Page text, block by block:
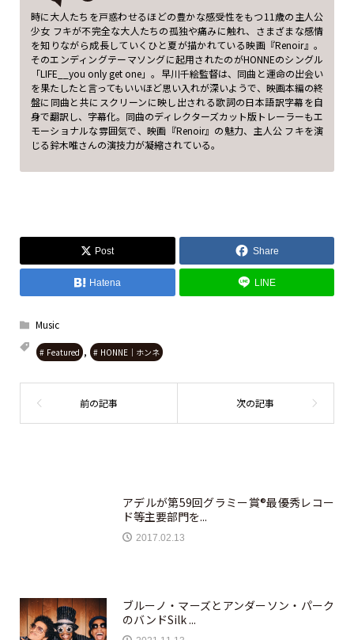
時に大人たちを戸惑わせるほどの豊かな感受性をもつ11歳の主人公
少女 フキが不完全な大人たちの孤独や痛みに触れ、さまざまな感情
を知りながら成長していくひと夏が描かれている映画『Renoir』。
そのエンディングテーマソングに起用されたのがHONNEのシングル
「LIFE__you only get one」。早川千絵監督は、同曲と運命の出会い
を果たしたと言ってもいいほど思い入れが深いようで、映画本編の終
盤に同曲と共にスクリーンに映し出される歌詞の日本語訳字幕を自
身で翻訳し、字幕化。同曲のディレクターズカット版トレーラーもエ
モーショナルな雰囲気で、映画『Renoir』の魅力、主人公 フキを演
じる鈴木唯さんの演技力が凝縮されている。
Post Share
Hatena LINE
Music
Featured , HONNE｜ホンネ
アデルが第59回グラミー賞®最優秀レコー
ド等主要部門を...
2017.02.13
ブルーノ・マーズとアンダーソン・パーク
のバンドSilk ...